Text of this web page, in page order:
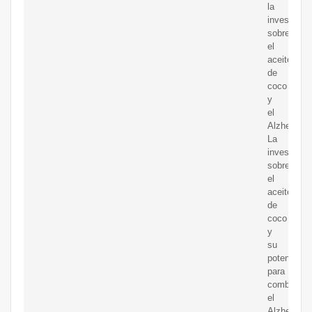
la
sobre
el
aceite
de
coco
y
el
Alzheimer.
La
sobre
el
aceite
de
coco
y
su
potencial
para
combatir
el